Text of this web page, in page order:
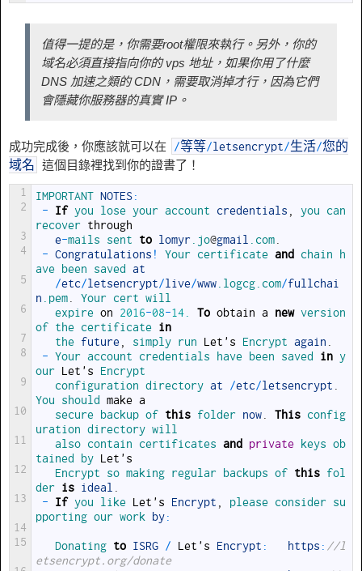
值得一提的是，你需要root權限來執行。另外，你的
域名必須直接指向你的 vps 地址，如果你用了什麼
DNS 加速之類的 CDN，需要取消掉才行，因為它們
會隱藏你服務器的真實 IP。
成功完成後，你應該就可以在 /等等/letsencrypt/生活/您的
域名
這個目錄裡找到你的證書了！
1
2
3
4
5
6
7
8
9
10
11
12
13
14
15
IMPORTANT NOTES:
-
If you lose your account credentials you
recover through
e-mails sent to lomyr .jo@gmail .com
- Congratulations ! Your certificate and chain h
ave been saved at
/etc/letsencrypt/live/www .logcg .com/fullchai
n .pem Your cert will
expire on 2016-08-14. To obtain a new
of the certificate in
the future simply run Let ' s Encrypt again
- Your account credentials have been saved in y
our Let ' s
Encrypt
configuration directory at /etc/letsencrypt
You should make a
secure backup of this folder now This config
uration directory will
also contain certificates and private keys ob
tained by Let ' s
Encrypt so making regular backups of this fol
der is ideal
-
If you like Let ' s Encrypt please consider su
pporting our work by:
Donating to ISRG / Let ' s Encrypt : https : //l
etsencrypt.org/donate